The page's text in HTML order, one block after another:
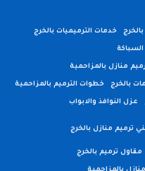
خدمات الترميميات بالخرج
منازل بالمزاحمية
بالخرج خطوات الترميم بالمزاحمية
عزل النوافذ والابواب
ترميم منازل بالخرج
مقاول ترميم بالخرج